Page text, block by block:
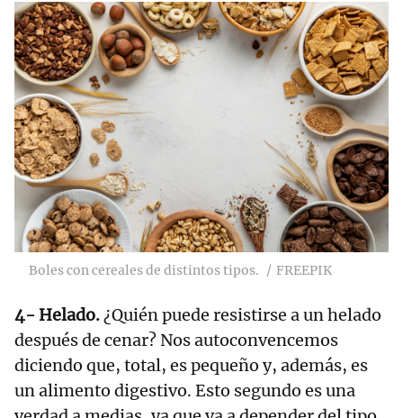
Boles con cereales de distintos tipos. FREEPIK
4- Helado.¿Quién puede resistirse a un helado
después de cenar? Nos autoconvencemos
diciendo que, total, es pequeño y, además, es
un alimento digestivo. Esto segundo es una